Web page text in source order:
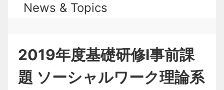
入会案内News & Topics
2019年度基礎研修Ⅰ事前課
題 ソーシャルワーク理論系